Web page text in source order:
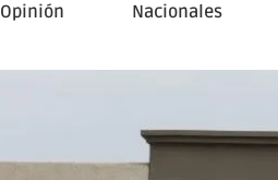
Opinión Nacionales